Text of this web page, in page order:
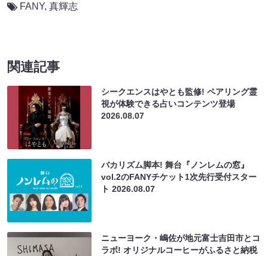
FANY, 真輝志
関連記事
シークエンスはやとも監修! ペアリング霊
視が体験できる占いコンテンツ登場
2026.08.07
バカリズム脚本! 舞台『ノンレムの窓』
vol.2のFANYチケット1次先行受付スター
ト2026.08.07
ニューヨーク・嶋佐が地元富士吉田市とコ
ラボ! オリジナルコーヒーがふるさと納税